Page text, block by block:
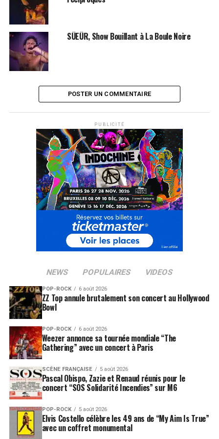
En 2001, il offre sur Internet une œuvre musicale d'un
peu moins d'une demi-heure, intitulée Katagena, en
libre téléchargement[4]. Celle-ci se présente sous la
forme d'une mini-symphonie divisée en six morceaux
presque sans paroles, à la frontière entre le rock et la
musique électronique, ponctuée de ballades de piano. Le
ce jour unique recueil de poèmes,À ton nom
participe à l'album-hommage à Georges Brassens, Les
« Oiseaux de passage », en reprenantLa Prière.
Le 26 mars 2002, il publie son deuxième album, intitulé
God blesse, qui est en fait un double album se
distinguant par la variété des styles musicaux, allant du
rock et de la pop politiques, romantiques voire
psychédéliques à la dance et la techno, en passant par
des chansons-hommage à la Chanson française et des
plages instrumentales où Damien joue au piano
accompagné d'un orchestre. Il est également contacté
par Brian de Palma pour participer à la création de la
bande originale du film Femme fatale, qui sort en salles
en avril 2002. La chanson qui a été choisie pour
alors beaucoup de bruit : du fait de ses paroles crues,
certaines radios refusent de diffuser la chanson, et le
clip n'est pas diffusé à la télévision.
Le 21 avril 2002, lendemain du premier tour de
l'élection présidentielle, il publie gratuitement sur
Internet une chanson écrite et enregistrée en environ
dix heures,
Le 31 août 2004, ayant quitté Island pour Barclay, un
autre label Universal Music, il sort son troisième album,
« Debbie », clairement orienté rock dans son
instrumentation, et dont les textes, dans l'ensemble
moins engagés qu'auparavant, sont à la fois plus
SÜEÜR, Show Bouillant à La Boule Noire
POSTER UN COMMENTAIRE
PUBLICITÉ
NEWS POPULAIRES VIDEOS
POP-ROCK 6 août 2026
ZZ Top annule brutalement son concert au Hollywood
Bowl
POP-ROCK 6 août 2026
Weezer annonce sa tournée mondiale “The
Gathering” avec un concert à Paris
SCÈNE FRANÇAISE 5 août 2026
Pascal Obispo, Zazie et Renaud réunis pour le
concert “SOS Solidarité Incendies” sur M6
POP-ROCK 5 août 2026
Elvis Costello célèbre les 49 ans de “My Aim Is True”
avec un coffret monumental